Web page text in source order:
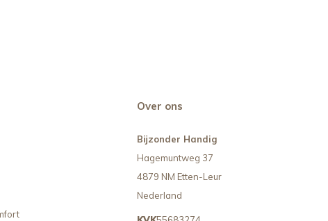
Over ons
Bijzonder Handig
Hagemuntweg 37
4879 NM Etten-Leur
Nederland